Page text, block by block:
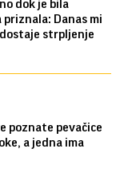
dok je bila
Danas mi
strpljenje
poznate pevačice
a jedna ima